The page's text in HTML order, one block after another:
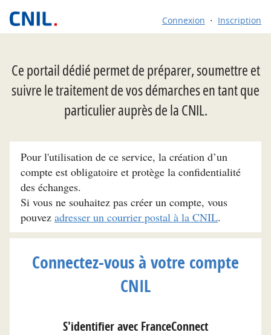
Connexion Inscription
Ce portail dédié permet de préparer, soumettre et
suivre le traitement de vos démarches en tant que
particulier auprès de la CNIL.
Pour l'utilisation de ce service, la création d’un
compte est obligatoire et protège la confidentialité
des échanges.
Si vous ne souhaitez pas créer un compte, vous
pouvez adresser un courrier postal à la CNIL.
Connectez-vous à votre compte
CNIL
S'identifier avec FranceConnect